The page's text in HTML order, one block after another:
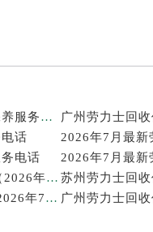
2026年7月最新劳力士温州鹿城印象城MEGA维修保养服务电话
话
2026年7月最
电话
西安劳力士回收价格查询和靠谱回收平台实测排行（2026年7月最新）
武汉劳力士回收价格查询及各大回收平台实测排行(2026年7月最新数据)